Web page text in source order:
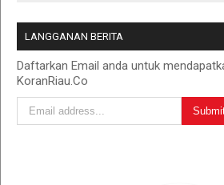
LANGGANAN BERITA
Daftarkan Email anda untuk
KoranRiau.Co